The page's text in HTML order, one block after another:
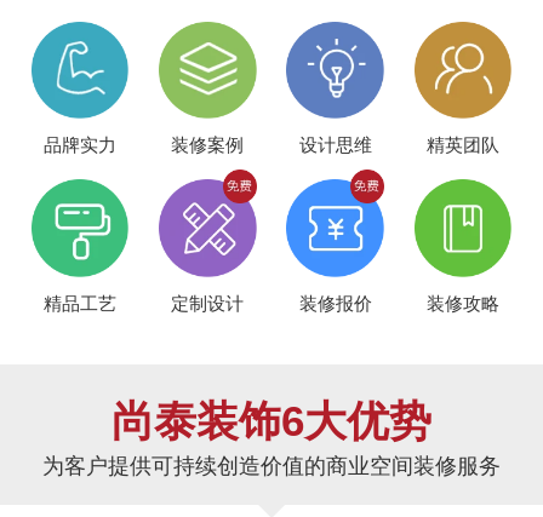
品牌实力 装修案例 设计思维 精英团队
精品工艺 定制设计 装修报价 装修攻略
尚泰装饰6大优势
为客户提供可持续创造价值的商业空间装修服务